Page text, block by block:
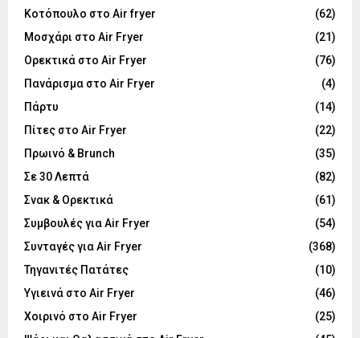
Κοτόπουλο στο Air fryer
(62)
Μοσχάρι στο Air Fryer
(21)
Ορεκτικά στο Air Fryer
(76)
Πανάρισμα στο Air Fryer
(4)
Πάρτυ
(14)
Πίτες στο Air Fryer
(22)
Πρωινό & Brunch
(35)
Σε 30 Λεπτά
(82)
Σνακ & Ορεκτικά
(61)
Συμβουλές για Air Fryer
(54)
Συνταγές για Air Fryer
(368)
Τηγανιτές Πατάτες
(10)
Υγιεινά στο Air Fryer
(46)
Χοιρινό στο Air Fryer
(25)